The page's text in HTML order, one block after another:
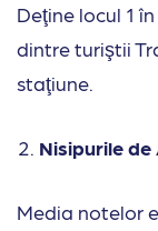
Deţine locul 1
dintre turiştii
staţiune.
Nisipurile de
Media notelor